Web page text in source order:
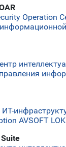
Operation
AVSOFT